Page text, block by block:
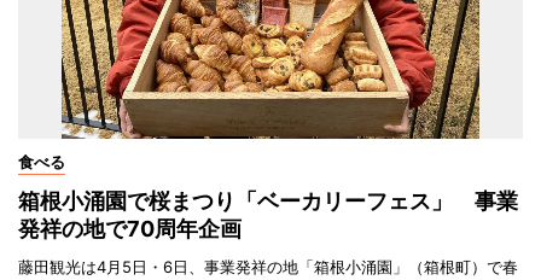
食べる
箱根小涌園で桜まつり「ベーカリーフェス」 事業
発祥の地で70周年企画
藤田観光は4月5日・6日、事業発祥の地「箱根小涌園」（箱根町）で春